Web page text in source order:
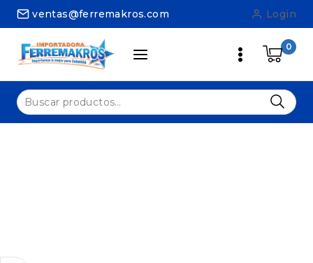
ventas@ferremakros.com Login
0